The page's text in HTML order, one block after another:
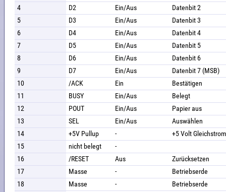
4
D2 Ein/Aus
Datenbit 2
5
D3 Ein/Aus
Datenbit 3
6
D4 Ein/Aus
Datenbit 4
7
D5 Ein/Aus
Datenbit 5
8
D6 Ein/Aus
Datenbit 6
9
D7 Ein/Aus
Datenbit 7 (MSB)
10
/ACK Ein
Bestätigen
11
BUSY Ein/Aus
Belegt
12
POUT Ein/Aus
Papier aus
13
SEL Ein/Aus
Auswählen
14
+5V Pullup -
+5 Volt
15
nicht belegt
-
16
/RESET Aus
Zurücksetzen
17
Masse -
Betriebserde
18
Masse -
Betriebserde